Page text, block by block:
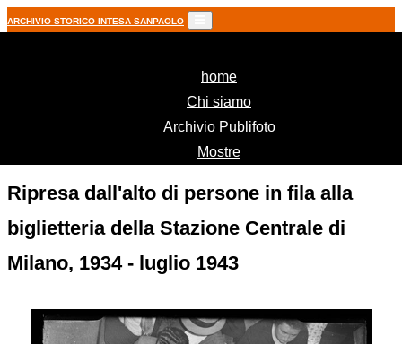
ARCHIVIO STORICO INTESA SANPAOLO
home(current)
Chi siamo
Archivio Publifoto
Mostre
Ripresa dall'alto di persone in fila alla
biglietteria della Stazione Centrale di
Milano, 1934 - luglio 1943